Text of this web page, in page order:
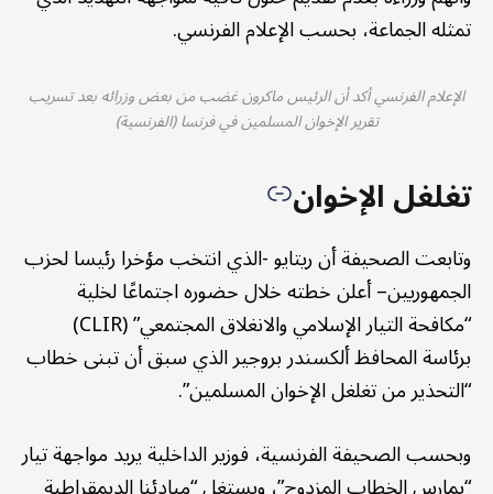
تمثله الجماعة، بحسب الإعلام الفرنسي.
الإعلام الفرنسي أكد أن الرئيس ماكرون غضب من بعض وزرائه بعد تسريب
تقرير الإخوان المسلمين في فرنسا (الفرنسية)
تغلغل الإخوان
وتابعت الصحيفة أن ريتايو -الذي انتخب مؤخرا رئيسا لحزب
الجمهوريين– أعلن خطته خلال حضوره اجتماعًا لخلية
“مكافحة التيار الإسلامي والانغلاق المجتمعي” (CLIR)
برئاسة المحافظ ألكسندر بروجير الذي سبق أن تبنى خطاب
“التحذير من تغلغل الإخوان المسلمين”.
وبحسب الصحيفة الفرنسية، فوزير الداخلية يريد مواجهة تيار